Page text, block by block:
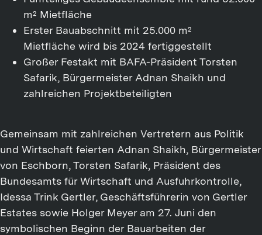
m² Mietfläche
Erster Bauabschnitt mit 25.000 m²
Mietfläche wird bis 2024 fertiggestellt
Großer Festakt mit BAFA-Präsident Torsten
Safarik, Bürgermeister Adnan Shaikh und
zahlreichen Projektbeteiligten
Gemeinsam mit zahlreichen Vertretern aus Politik
und Wirtschaft feierten Adnan Shaikh, Bürgermeister
von Eschborn, Torsten Safarik, Präsident des
Bundesamts für Wirtschaft und Ausfuhrkontrolle,
Idessa Trink Gertler, Geschäftsführerin von Gertler
Estates sowie Holger Meyer am 27. Juni den
symbolischen Beginn der Bauarbeiten der